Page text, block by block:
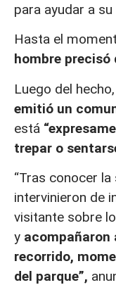
para ayudar a
Hasta el
hombre precisó
Luego del hecho,
emitió un
está
trepar o
“Tras conocer
intervinieron de
visitante sobre
y
recorrido,
del parque”,